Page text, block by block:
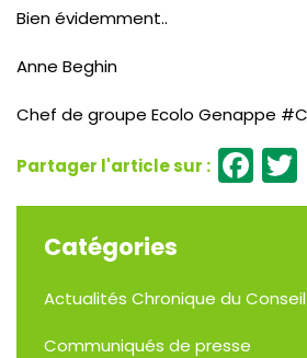
Bien évidemment..
Anne Beghin
Chef de groupe Ecolo Genappe
Catégories
Actualités Chronique du
Communiqués de presse